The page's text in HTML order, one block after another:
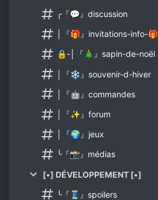
╭『💬』discussion
│『🎁』invitations-info-🎁
🔒-│『🎄』sapin-de-noël
│『❄』souvenir-d-hiver
│『🤖』commandes
│『✨』forum
│『🌍』jeux
╰『📸』médias
[•] DÉVELOPPEMENT [•]
╰『🧵』spoilers